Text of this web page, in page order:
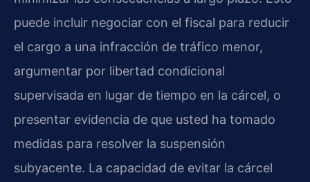
puede incluir negociar con el fiscal para reducir
el cargo a una infracción de tráfico menor,
argumentar por libertad condicional
supervisada en lugar de tiempo en la cárcel, o
presentar evidencia de que usted ha tomado
medidas para resolver la suspensión
subyacente. La capacidad de evitar la cárcel